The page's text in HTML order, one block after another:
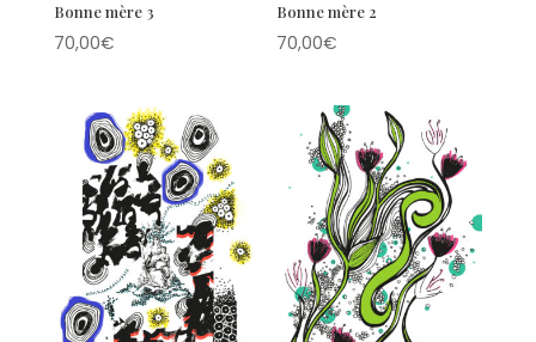
Bonne mère 3
70,00€
Bonne mère 2
70,00€